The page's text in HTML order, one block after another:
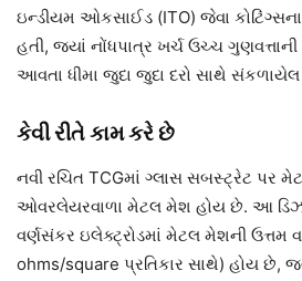
ઇન્ડીયમ ઓકસાઈડ (ITO) જેવા
હતી, જ્યાં નોંધપાત્ર ખર્ચ ઉચ્ચ ગુણવત્તાની
આવતા ધીમા જુદા જુદા દરો સાથે
કેવી રીતે કામ કરે છે
નવી રચિત TCGમાં ગ્લાસ સબસ્ટ્રેટ પર
ઓવરલેયરવાળા મેટલ મેશ હોય છે. આ
વર્ણસંકર ઇલેક્ટ્રોડમાં મેટલ મેશની
ohms/square પ્રતિકાર સાથે) હોય છે,